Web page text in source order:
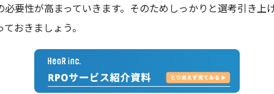
必要性が高まっていきます。そのためしっかりと選考引き上
おきましょう。